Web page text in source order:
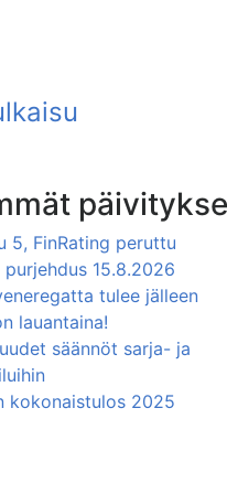
5, FinRating peruttu
purjehdus 15.8.2026
tulee jälleen
lauantaina!
säännöt sarja- ja
kokonaistulos 2025